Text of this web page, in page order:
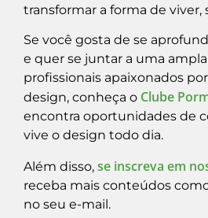
transformar a forma de viver,
Se você gosta de se
e quer se juntar a uma
profissionais apaixonados
design, conheça o Clube
encontra oportunidades de
vive o design todo dia.
Além disso, se inscreva em
receba mais conteúdos
no seu e-mail.